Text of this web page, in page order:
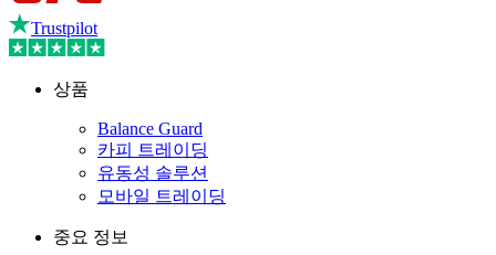
Trustpilot
상품
Balance Guard
카피 트레이딩
유동성 솔루션
모바일 트레이딩
중요 정보